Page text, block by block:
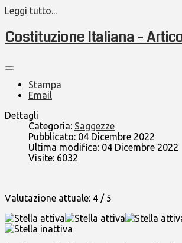
Leggi tutto...
Costituzione Italiana -
Stampa
Email
Dettagli
Categoria: Saggezze
Pubblicato: 04 Dicembre 2022
Ultima modifica: 04 Dicembre 2022
Visite: 6032
Valutazione attuale: 4 / 5